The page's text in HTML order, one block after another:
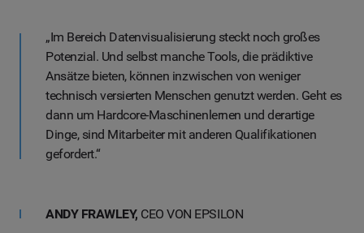
„Im Bereich Datenvisualisierung steckt noch großes
Potenzial. Und selbst manche Tools, die prädiktive
Ansätze bieten, können inzwischen von weniger
technisch versierten Menschen genutzt werden. Geht es
dann um Hardcore-Maschinenlernen und derartige
Dinge, sind Mitarbeiter mit anderen Qualifikationen
gefordert.“
ANDY FRAWLEY, CEO VON EPSILON